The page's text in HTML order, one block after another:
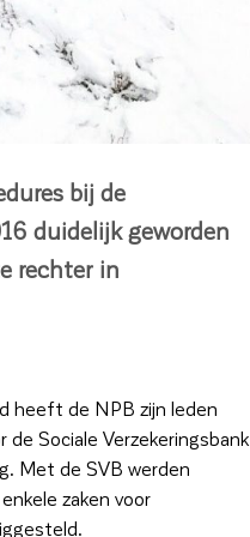
bij de
duidelijk geworden
rechter in
heeft de NPB zijn leden
Sociale Verzekeringsbank
Met de SVB werden
zaken voor